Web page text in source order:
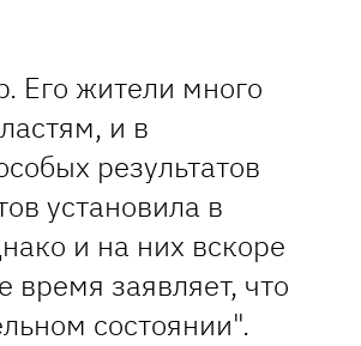
Его жители много
и в
результатов
установила в
и на них вскоре
заявляет, что
состоянии".